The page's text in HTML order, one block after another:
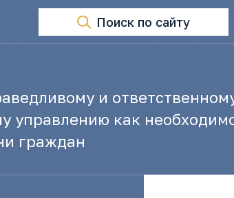
Поиск по сайту
и
управлению как
граждан